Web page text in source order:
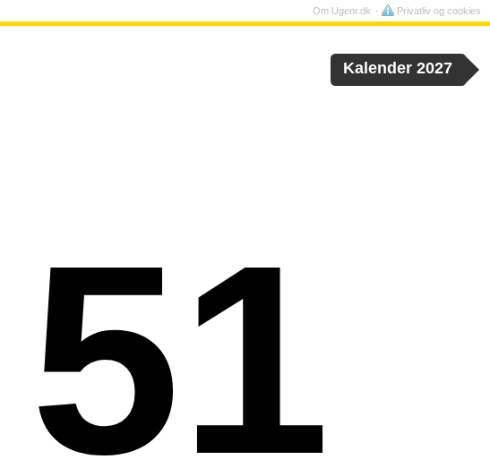
Kalender 2027
Om Ugenr.dk Privatliv og cookies